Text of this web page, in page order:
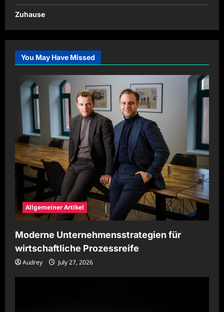
Zuhause
You May Have Missed
Allgemeiner Artikel
Moderne Unternehmensstrategien für
wirtschaftliche Prozessreife
Audrey July 27, 2026